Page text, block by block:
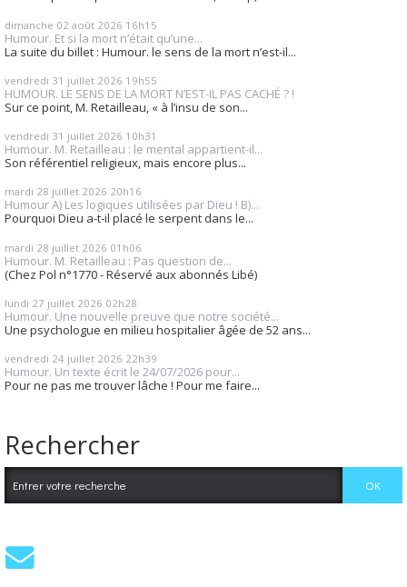
dimanche 02 août 2026 16h15
Humour. Et si la mort n’était qu’une...
La suite du billet : Humour. le sens de la mort n’est-il...
vendredi 31 juillet 2026 19h55
HUMOUR. LE SENS DE LA MORT N’EST-IL PAS CACHÉ ? !
Sur ce point, M. Retailleau, « à l’insu de son...
vendredi 31 juillet 2026 10h31
Humour. M. Retailleau : le mental appartient-il...
Son référentiel religieux, mais encore plus...
mardi 28 juillet 2026 20h16
Humour A) Les logiques utilisées par Dieu ! B)...
Pourquoi Dieu a-t-il placé le serpent dans le...
mardi 28 juillet 2026 01h06
Humour. M. Retailleau : Pas question de...
(Chez Pol n°1770 - Réservé aux abonnés Libé)
lundi 27 juillet 2026 02h28
Humour. Une nouvelle preuve que notre société...
Une psychologue en milieu hospitalier âgée de 52 ans...
vendredi 24 juillet 2026 22h39
Humour. Un texte écrit le 24/07/2026 pour...
Pour ne pas me trouver lâche ! Pour me faire...
Rechercher